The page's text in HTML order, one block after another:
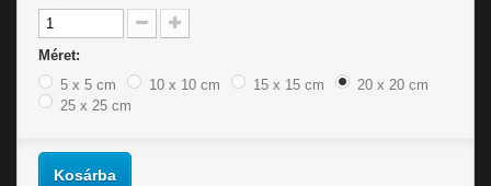
Méret:
5 x 5 cm
10 x 10 cm 15 x 15 cm
20 x 20 cm
25 x 25 cm
Kosárba